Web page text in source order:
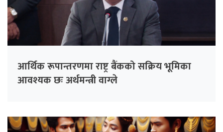
आर्थिक रूपान्तरणमा राष्ट्र बैंकको सक्रिय भूमिका
आवश्यक छः अर्थमन्त्री वाग्ले